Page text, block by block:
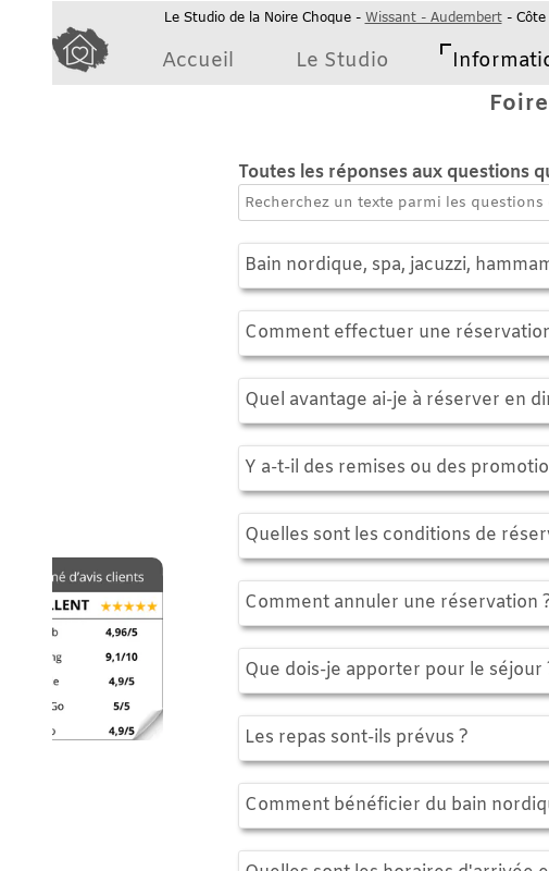
Accueil Le Studio Informations
Le Studio de la Noire Choque -Wissant - Audembert- Côte
Foire
Toutes les réponses aux questions que
Bain nordique, spa, jacuzzi, hammam,
Comment effectuer une réservation ?
Quel avantage ai-je à réserver en direct
Y a-t-il des remises ou des promotions
Quelles sont les conditions de
Comment annuler une réservation ?
Que dois-je apporter pour le séjour ?
Les repas sont-ils prévus ?
Comment bénéficier du bain nordique ?